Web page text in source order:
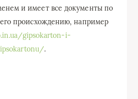
и имеет все документы по
его происхождению, например
gipsokarton-i-
.